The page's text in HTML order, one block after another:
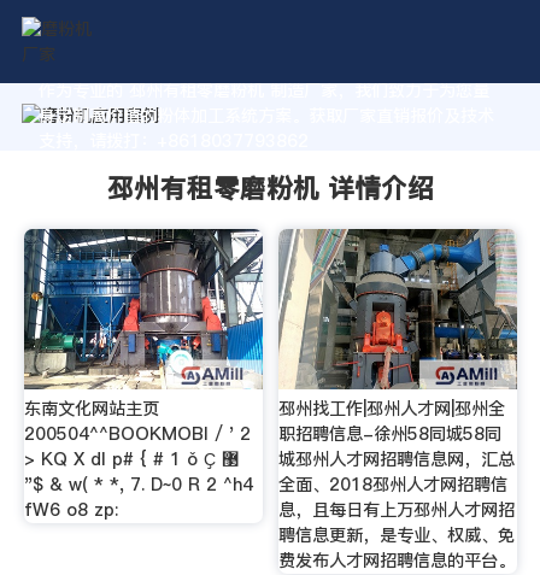
作为专业的 邳州有租零磨粉机 制造厂家，我们致力于为您量
身定制高价值的粉体加工系统方案。获取厂家直销报价及技术
邳州有租零磨粉机 详情介绍
东南文化网站主页
200504^^BOOKMOBI / ' 2
> KQ X dl p# { # 1 ǒ Ҫ ޳
"$ & w( * *, 7. D~0 R 2 ^h4
fW6 o8 zp:
邳州找工作|邳州人才网|邳州全
职招聘信息-徐州58同城58同
城邳州人才网招聘信息网，汇总
全面、2018邳州人才网招聘信
息，且每日有上万邳州人才网招
聘信息更新，是专业、权威、免
费发布人才网招聘信息的平台。